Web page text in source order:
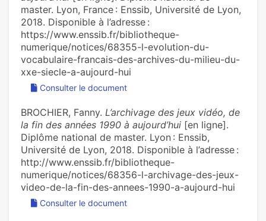
master. Lyon, France : Enssib, Université de Lyon,
2018. Disponible à l’adresse :
https://www.enssib.fr/bibliotheque-
numerique/notices/68355-l-evolution-du-
vocabulaire-francais-des-archives-du-milieu-du-
xxe-siecle-a-aujourd-hui
Consulter le document
BROCHIER, Fanny. L’archivage des jeux vidéo, de
la fin des années 1990 à aujourd’hui [en ligne].
Diplôme national de master. Lyon : Enssib,
Université de Lyon, 2018. Disponible à l’adresse :
http://www.enssib.fr/bibliotheque-
numerique/notices/68356-l-archivage-des-jeux-
video-de-la-fin-des-annees-1990-a-aujourd-hui
Consulter le document